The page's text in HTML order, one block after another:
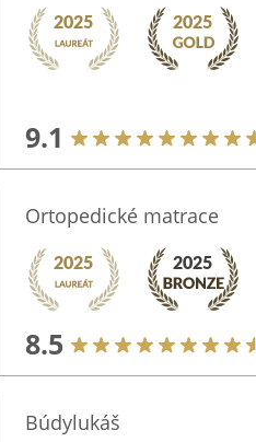
9.1
Ortopedické matrace
8.5
Búdylukáš